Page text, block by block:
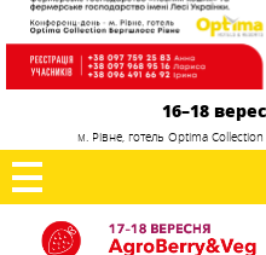
16–18
м. Рівне, готель Optima